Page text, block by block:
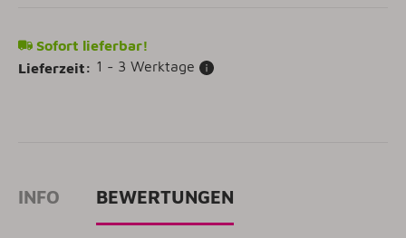
Sofort lieferbar!
Lieferzeit: 1 - 3 Werktage
INFO BEWERTUNGEN